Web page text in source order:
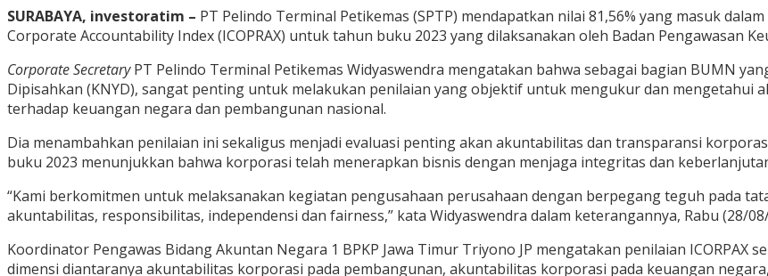
SURABAYA, investoratim – PT Pelindo Terminal Petikemas (SPTP) mendapatkan nilai 81,56% yang masuk
Corporate Accountability Index (ICOPRAX) untuk tahun buku 2023 yang dilaksanakan oleh Badan Pengawasan
Corporate SecretaryPT Pelindo Terminal Petikemas Widyaswendra mengatakan bahwa sebagai bagian BUMN
Dipisahkan (KNYD), sangat penting untuk melakukan penilaian yang objektif untuk mengukur dan
terhadap keuangan negara dan pembangunan nasional.
Dia menambahkan penilaian ini sekaligus menjadi evaluasi penting akan akuntabilitas dan transparansi
buku 2023 menunjukkan bahwa korporasi telah menerapkan bisnis dengan menjaga integritas dan
“Kami berkomitmen untuk melaksanakan kegiatan pengusahaan perusahaan dengan berpegang teguh pada
akuntabilitas, responsibilitas, independensi dan fairness,” kata Widyaswendra dalam keterangannya, Rabu (28/
Koordinator Pengawas Bidang Akuntan Negara 1 BPKP Jawa Timur Triyono JP mengatakan penilaian
dimensi diantaranya akuntabilitas korporasi pada pembangunan, akuntabilitas korporasi pada keuangan